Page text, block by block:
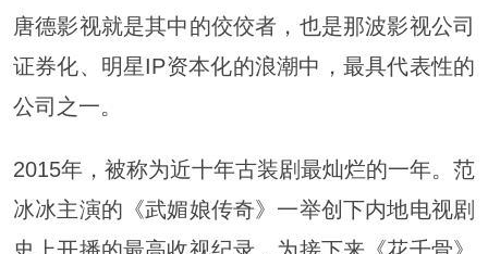
唐德影视就是其中的佼佼者，也是那波影视公司
证券化、明星IP资本化的浪潮中，最具代表性的
公司之一。
2015年，被称为近十年古装剧最灿烂的一年。范
冰冰主演的《武媚娘传奇》一举创下内地电视剧